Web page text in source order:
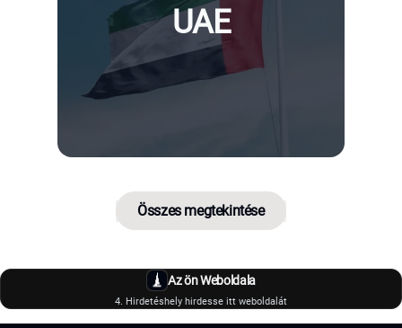
UAE
Összes megtekintése
Az ön Weboldala
4. Hirdetéshely hirdesse itt weboldalát